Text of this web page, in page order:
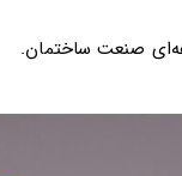
صنعت ساختمان.